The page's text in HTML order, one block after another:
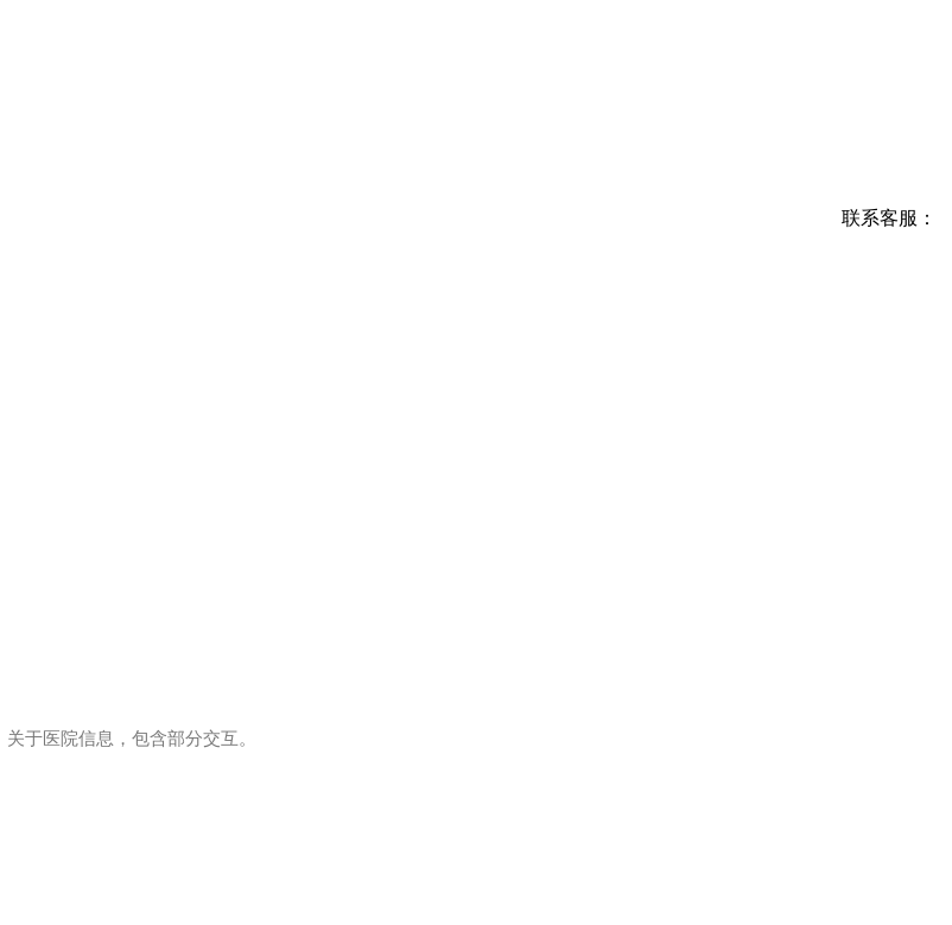
联系客服：
于医院信息，包含部分交互。